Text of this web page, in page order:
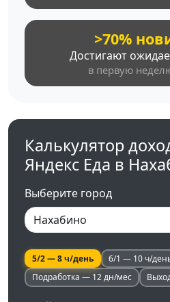
>70%
Достигают
в первую
Калькулятор
Яндекс Еда в
Выберите город
5/2 — 8 ч/день 6/1 — 10 ч/
Подработка — 12 дн/мес